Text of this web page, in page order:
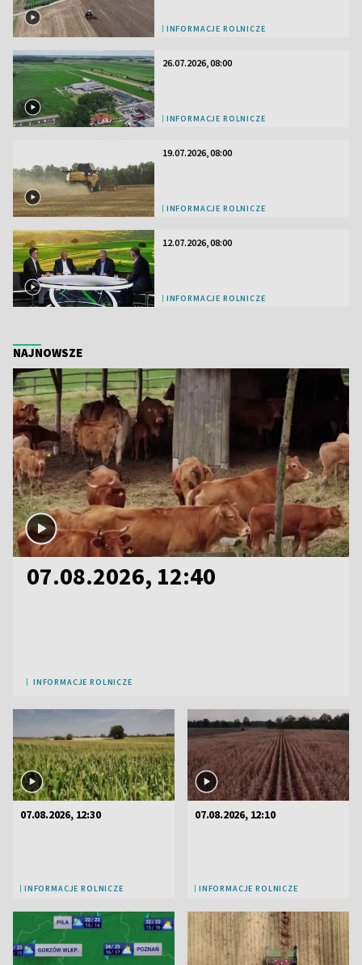
INFORMACJE ROLNICZE
26.07.2026, 08:00
INFORMACJE ROLNICZE
19.07.2026, 08:00
INFORMACJE ROLNICZE
12.07.2026, 08:00
INFORMACJE ROLNICZE
NAJNOWSZE
07.08.2026, 12:40
INFORMACJE ROLNICZE
07.08.2026, 12:30
INFORMACJE ROLNICZE
07.08.2026, 12:10
INFORMACJE ROLNICZE